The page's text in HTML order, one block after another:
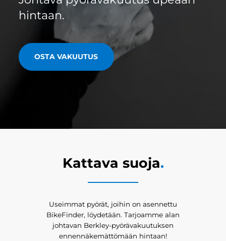
hintaan.
OSTA VAKUUTUS
Kattava suoja.
Useimmat pyörät, joihin on asennettu
BikeFinder, löydetään. Tarjoamme alan
johtavan Berkley-pyörävakuutuksen
ennennäkemättömään hintaan!